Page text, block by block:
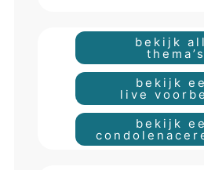
bekijk
thema’s
bekijk
live
bekijk